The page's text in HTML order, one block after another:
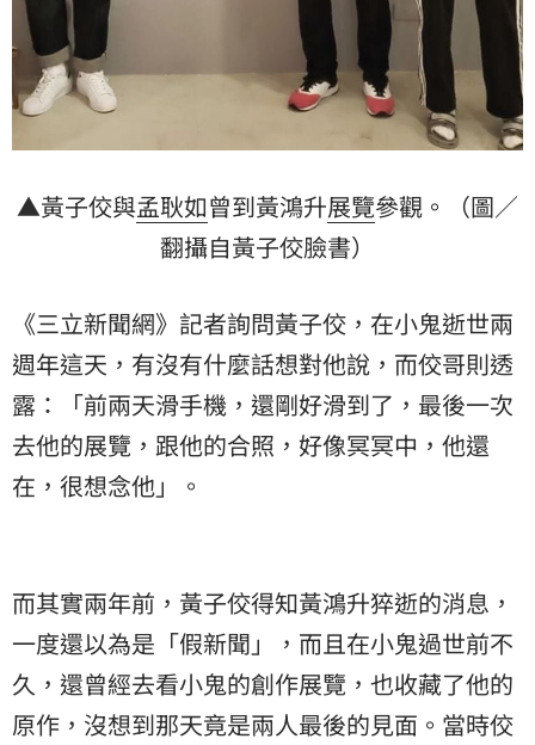
▲黃子佼與孟耿如曾到黃鴻升展覽參觀。（圖／
翻攝自黃子佼臉書）
《三立新聞網》記者詢問黃子佼，在小鬼逝世兩
週年這天，有沒有什麼話想對他說，而佼哥則透
露：「前兩天滑手機，還剛好滑到了，最後一次
去他的展覽，跟他的合照，好像冥冥中，他還
在，很想念他」。
而其實兩年前，黃子佼得知黃鴻升猝逝的消息，
一度還以為是「假新聞」，而且在小鬼過世前不
久，還曾經去看小鬼的創作展覽，也收藏了他的
原作，沒想到那天竟是兩人最後的見面。當時佼